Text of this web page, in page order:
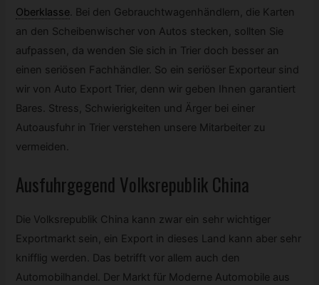
Oberklasse. Bei den Gebrauchtwagenhändlern, die Karten
an den Scheibenwischer von Autos stecken, sollten Sie
aufpassen, da wenden Sie sich in Trier doch besser an
einen seriösen Fachhändler. So ein seriöser Exporteur sind
wir von Auto Export Trier, denn wir geben Ihnen garantiert
Bares. Stress, Schwierigkeiten und Ärger bei einer
Autoausfuhr in Trier verstehen unsere Mitarbeiter zu
vermeiden.
Ausfuhrgegend Volksrepublik China
Die Volksrepublik China kann zwar ein sehr wichtiger
Exportmarkt sein, ein Export in dieses Land kann aber sehr
knifflig werden. Das betrifft vor allem auch den
Automobilhandel. Der Markt für Moderne Automobile aus